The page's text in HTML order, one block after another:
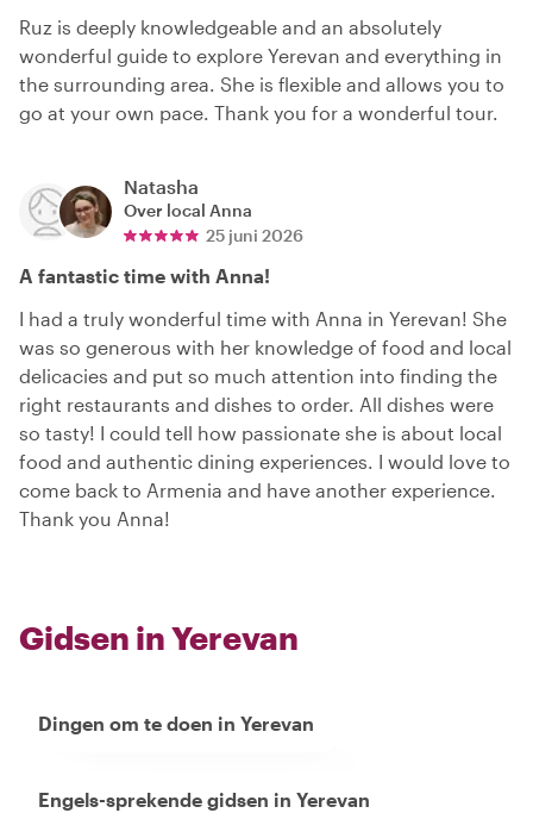
Ruz is deeply knowledgeable and an absolutely
wonderful guide to explore Yerevan and everything in
the surrounding area. She is flexible and allows you to
go at your own pace. Thank you for a wonderful tour.
Natasha
Over local Anna
25 juni 2026
A fantastic time with Anna!
I had a truly wonderful time with Anna in Yerevan! She
was so generous with her knowledge of food and local
delicacies and put so much attention into finding the
right restaurants and dishes to order. All dishes were
so tasty! I could tell how passionate she is about local
food and authentic dining experiences. I would love to
come back to Armenia and have another experience.
Thank you Anna!
Gidsen in Yerevan
Dingen om te doen in Yerevan
Engels-sprekende gidsen in Yerevan